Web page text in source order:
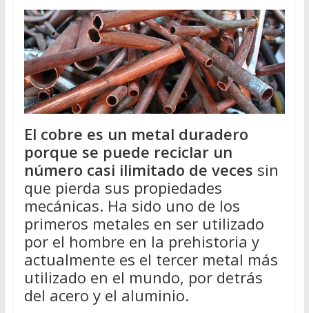
El cobre es un metal duradero
porque se puede reciclar un
número casi ilimitado de veces sin
que pierda sus propiedades
mecánicas. Ha sido uno de los
primeros metales en ser utilizado
por el hombre en la prehistoria y
actualmente es el tercer metal más
utilizado en el mundo, por detrás
del acero y el aluminio.